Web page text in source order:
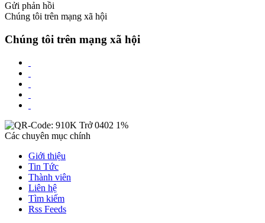
Gửi phản hồi
Chúng tôi trên mạng xã hội
Chúng tôi trên mạng xã hội
Các chuyên mục chính
Giới thiệu
Tin Tức
Thành viên
Liên hệ
Tìm kiếm
Rss Feeds